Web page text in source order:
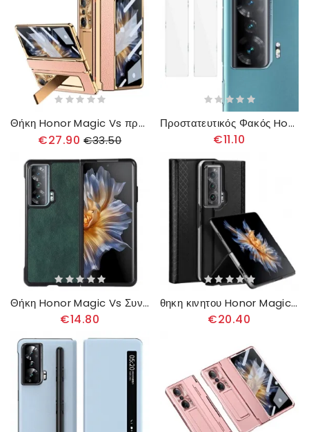
Θήκη Honor Magic Vs προστασίας Διπλή Προστασία Δίχρωμο Tempered Glass
€27.90 €33.50
Προστατευτικός Φακός Honor Magic Vs Imak Tempered Glass
€11.10
Θήκη Honor Magic Vs Συνθετικό Δέρμα Lychee
€14.80
θηκη κινητου Honor Magic Vs Θήκη Flip Σειρά Dux Ducis Bril
€20.40